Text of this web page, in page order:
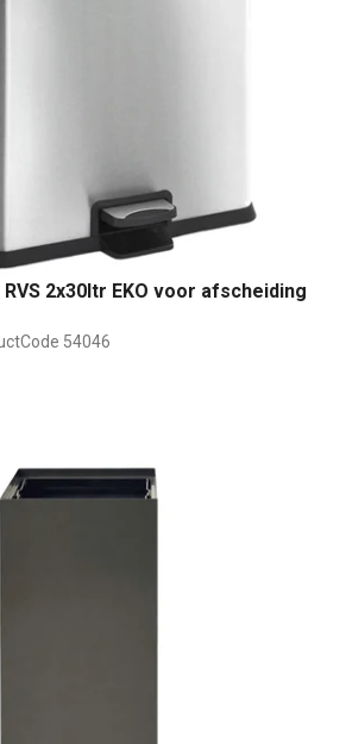
2x30ltr EKO voor afscheiding
54046